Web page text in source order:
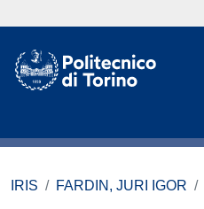
IRIS FARDIN, JURI IGOR